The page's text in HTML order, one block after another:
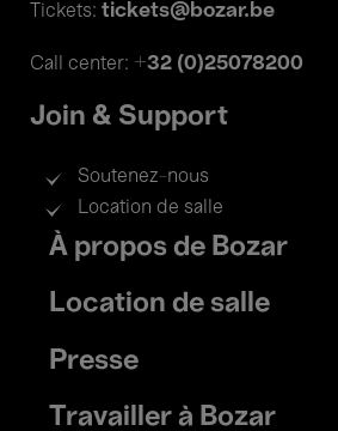
Tickets: tickets@bozar.be
Call center: +32 (0)25078200
Join & Support
Soutenez-nous
Location de salle
Footer
menu
À propos de Bozar
Location de salle
Presse
Travailler à Bozar